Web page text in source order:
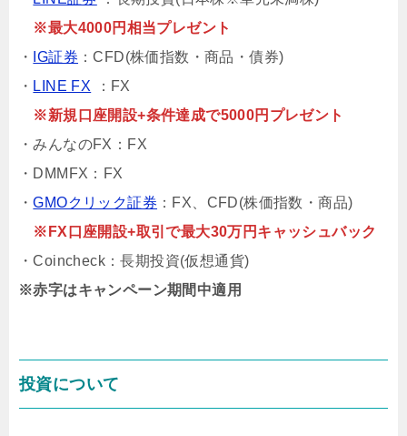
※最大4000円相当プレゼント
・
IG証券 ：CFD(株価指数・商品・債券)
・ LINE FX
：FX
※新規口座開設+条件達成で5000円プレゼント
・みんなのFX：FX
・DMMFX：FX
・GMOクリック証券 ：FX、CFD(株価指数・商品)
※FX口座開設+取引で最大30万円キャッシュバック
・Coincheck：長期投資(仮想通貨)
※赤字はキャンペーン期間中適用
投資について